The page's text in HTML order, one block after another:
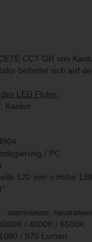
CCT GR von
befindet sich auf
LED Fluter:
Kanlux
/ PC
120 mm x Höhe
warmweiss,
/ 4000K / 6500K
/ 970 Lumen